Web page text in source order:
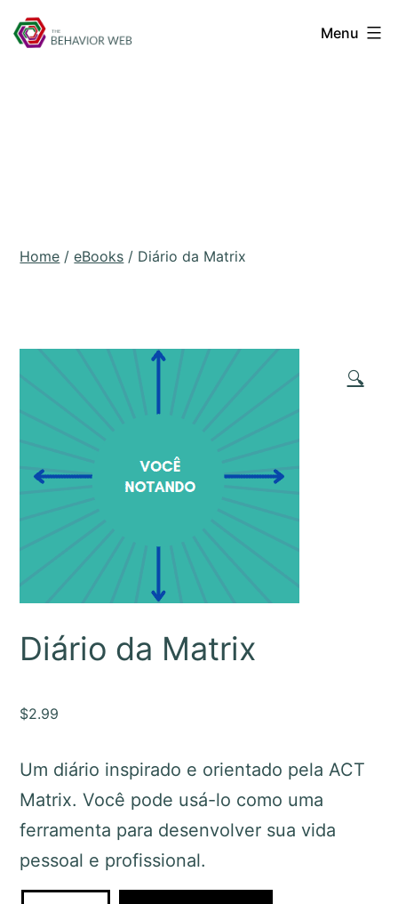
Menu
Home /eBooks / Diário da Matrix
🔍
Diário da Matrix
$2.99
Um diário inspirado e orientado pela ACT
Matrix. Você pode usá-lo como uma
ferramenta para desenvolver sua vida
pessoal e profissional.